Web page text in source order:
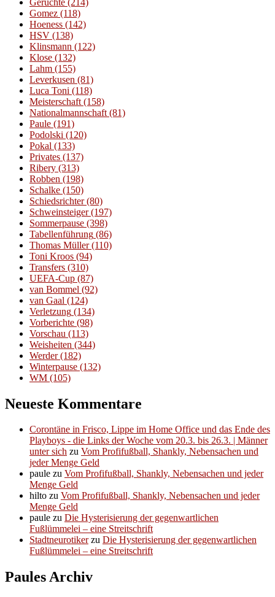
Gomez (118)
Hoeness (142)
HSV (138)
Klinsmann (122)
Klose (132)
Lahm (155)
Leverkusen (81)
Luca Toni (118)
Meisterschaft (158)
Nationalmannschaft (81)
Paule (191)
Podolski (120)
Pokal (133)
Privates (137)
Ribery (313)
Robben (198)
Schalke (150)
Schiedsrichter(80)
Schweinsteiger(197)
Sommerpause (398)
Tabellenführung (86)
Thomas Müller(110)
Toni Kroos (94)
Transfers (310)
UEFA-Cup (87)
van Bommel (92)
van Gaal (124)
Verletzung (134)
Vorberichte (98)
Vorschau (113)
Weisheiten (344)
Werder(182)
Winterpause (132)
WM (105)
Neueste Kommentare
Corontäne in Frisco, Lippe im Home Office und das Ende des
Playboys - die Links der Woche vom 20.3. bis 26.3. | Männer
unter sich zu Vom Profifußball, Shankly, Nebensachen und
jeder Menge Geld
paule zu Vom Profifußball, Shankly, Nebensachen und jeder
Menge Geld
hilto zu Vom Profifußball, Shankly, Nebensachen und jeder
Menge Geld
paule zu Die Hysterisierung der gegenwartlichen
Fußlümmelei – eine Streitschrift
Stadtneurotikerzu Die Hysterisierung der gegenwartlichen
Fußlümmelei – eine Streitschrift
Paules Archiv